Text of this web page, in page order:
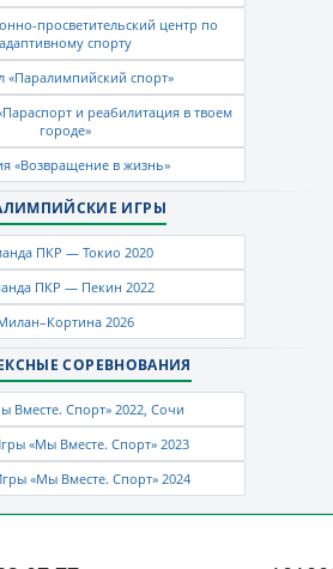
просветительский центр по
адаптивному спорту
«Паралимпийский спорт»
и реабилитация в твоем
городе»
«Возвращение в жизнь»
ИГРЫ
ПКР — Токио 2020
ПКР — Пекин 2022
2026
СОРЕВНОВАНИЯ
Вместе. Спорт» 2022, Сочи
«Мы Вместе. Спорт» 2023
«Мы Вместе. Спорт» 2024